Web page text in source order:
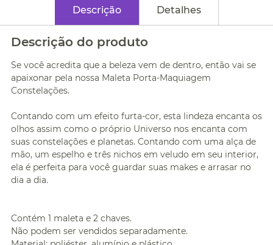
Descrição Detalhes
Descrição do produto
Se você acredita que a beleza vem de dentro, então vai se
apaixonar pela nossa Maleta Porta-Maquiagem
Constelações.
Contando com um efeito furta-cor, esta lindeza encanta os
olhos assim como o próprio Universo nos encanta com
suas constelações e planetas. Contando com uma alça de
mão, um espelho e três nichos em veludo em seu interior,
ela é perfeita para você guardar suas makes e arrasar no
dia a dia.
Contém 1 maleta e 2 chaves.
Não podem ser vendidos separadamente.